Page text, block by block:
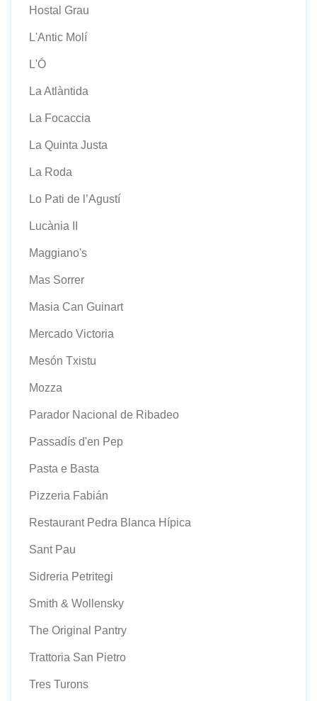
Hostal Grau
L'Antic Molí
L'Ó
La Atlàntida
La Focaccia
La Quinta Justa
La Roda
Lo Pati de l’Agustí
Lucània II
Maggiano's
Mas Sorrer
Masia Can Guinart
Mercado Victoria
Mesón Txistu
Mozza
Parador Nacional de Ribadeo
Passadís d'en Pep
Pasta e Basta
Pizzeria Fabián
Restaurant Pedra Blanca Hípica
Sant Pau
Sidreria Petritegi
Smith & Wollensky
The Original Pantry
Trattoria San Pietro
Tres Turons